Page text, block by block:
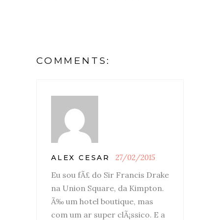
COMMENTS:
ALEX CESAR 27/02/2015
Eu sou fÃ£ do Sir Francis Drake
na Union Square, da Kimpton.
Ã‰ um hotel boutique, mas
com um ar super clÃ¡ssico. E a